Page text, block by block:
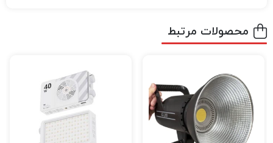
محصولات مرتبط